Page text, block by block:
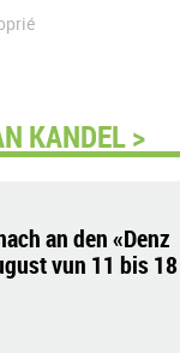
KANDEL >
an den «Denz
vun 11 bis 18